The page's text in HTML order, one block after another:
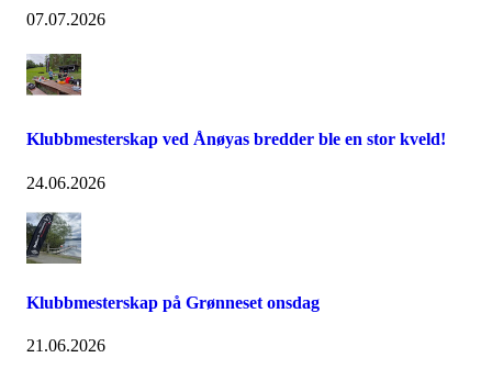
07.07.2026
Klubbmesterskap ved Ånøyas bredder ble en stor kveld!
24.06.2026
Klubbmesterskap på Grønneset onsdag
21.06.2026